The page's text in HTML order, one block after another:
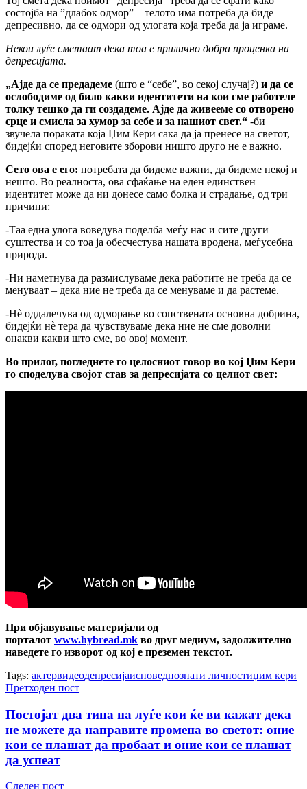
состојба на ”длабок одмор” – телото има потреба да биде
депресивно, да се одмори од улогата која треба да ја играме.
Некои луѓе сметаат дека тоа е прилично добра проценка на
депресијата.
„Ајде да се предадеме (што е “себе”, во секој случај?) и да се
ослободиме од било какви идентитети на кои сме работеле
толку тешко да ги создадеме. Ајде да живееме со отворено
срце и смисла за хумор за себе и за нашиот свет.“ -би
звучела пораката која Џим Кери сака да ја пренесе на светот,
бидејќи според неговите зборови ништо друго не е важно.
Сето ова е его: потребата да бидеме важни, да бидеме некој и
нешто. Во реалноста, ова сфаќање на еден единствен
идентитет може да ни донесе само болка и страдање, од три
причини:
-Таа една улога воведува поделба меѓу нас и сите други
суштества и со тоа ја обесчестува нашата вродена, меѓусебна
природа.
-Ни наметнува да размислуваме дека работите не треба да се
менуваат – дека ние не треба да се менуваме и да растеме.
-Нè оддалечува од одморање во сопствената основна добрина,
бидејќи нè тера да чувствуваме дека ние не сме доволни
онакви какви што сме, во овој момент.
Во прилог, погледнете го целосниот говор во кој Џим Кери
го споделува својот став за депресијата со целиот свет:
При објавување материјали од
порталот www.hybread.mk во друг медиум, задолжително
наведете го изворот од кој е преземен текстот.
Tags: актервидеодепресијаисповедпознати личностиџим кери
Претходен пост
Постојат два типа на луѓе кои ќе ви кажат дека
не можете да направите промена во светот: оние
кои се плашат да пробаат и оние кои се плашат
да успеат
Следен пост